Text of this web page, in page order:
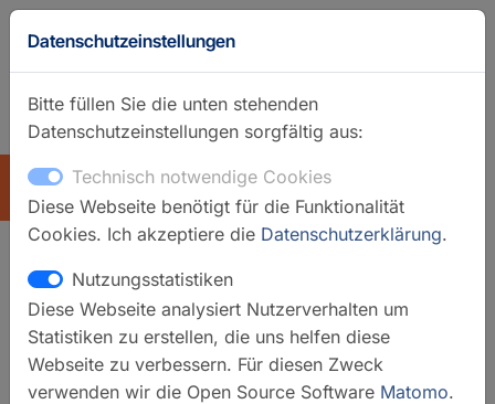
GFZ-Startseite
ÜBERSICHT
HELGES – Mineralsortierer
Datenschutzeinstellungen
Bitte füllen Sie die unten stehenden
Datenschutzeinstellungen sorgfältig aus:
Technisch notwendige Cookies
Diese Webseite benötigt für die Funktionalität
Cookies. Ich akzeptiere die Datenschutzerklärung.
Nutzungsstatistiken
Diese Webseite analysiert Nutzerverhalten um
Statistiken zu erstellen, die uns helfen diese
Webseite zu verbessern. Für diesen Zweck
verwenden wir die Open Source Software Matomo.